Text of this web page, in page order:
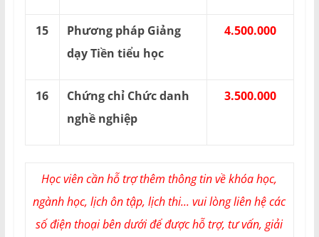
15
Phương pháp Giảng
dạy Tiền tiểu học
4.500.000
16
Chứng chỉ Chức danh
nghề nghiệp
3.500.000
Học viên cần hỗ trợ thêm thông tin về khóa học,
ngành học, lịch ôn tập, lịch thi... vui lòng liên hệ các
số điện thoại bên dưới để được hỗ trợ, tư vấn, giải